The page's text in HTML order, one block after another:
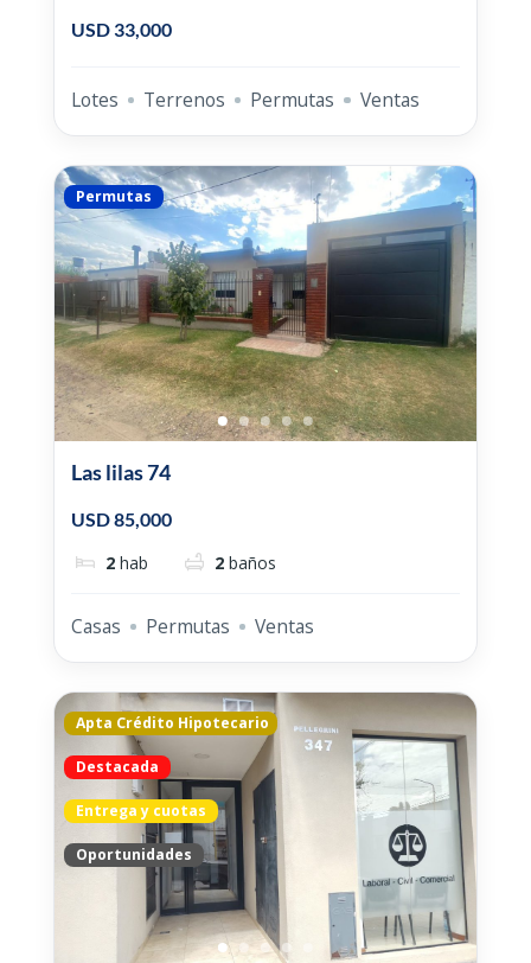
USD 33,000
Lotes Terrenos Permutas Ventas
Permutas
Las lilas 74
USD 85,000
2 hab 2 baños
Casas Permutas Ventas
Apta Crédito Hipotecario
Destacada
Entrega y cuotas
Oportunidades